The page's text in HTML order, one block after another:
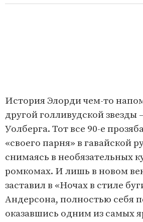
История Элорди чем-то
другой голливудской
Уолберга. Тот все 90-е
«своего парня» в гавайской
снимаясь в необязательных
ромкомах. И лишь в новом
заставил в «Ночах в стиле
Андерсона, полностью себя
оказавшись одним из самых